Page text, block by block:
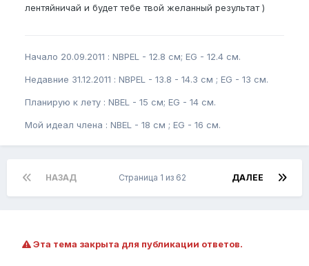
лентяйничай и будет тебе твой желанный результат )
Начало 20.09.2011 : NBPEL - 12.8 см; EG - 12.4 см.
Недавние 31.12.2011 : NBPEL - 13.8 - 14.3 см ; EG - 13 см.
Планирую к лету : NBEL - 15 см; EG - 14 см.
Мой идеал члена : NBEL - 18 см ; EG - 16 см.
НАЗАД ДАЛЕЕ
Страница 1 из 62
Эта тема закрыта для публикации ответов.